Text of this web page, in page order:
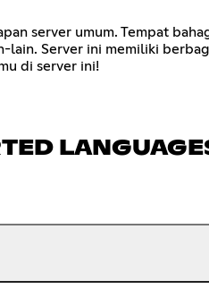
server umum. Tempat
lain. Server ini memiliki
di server ini!